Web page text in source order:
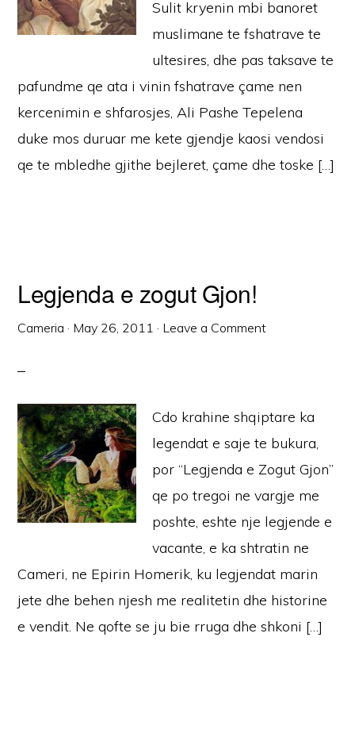
Sulit kryenin mbi banoret
muslimane te fshatrave te
ultesires, dhe pas taksave te
pafundme qe ata i vinin fshatrave çame nen
kercenimin e shfarosjes, Ali Pashe Tepelena
duke mos duruar me kete gjendje kaosi vendosi
qe te mbledhe gjithe bejleret, çame dhe toske […]
Legjenda e zogut Gjon!
Cameria · May 26, 2011 · Leave a Comment
Cdo krahine shqiptare ka
legendat e saje te bukura,
por “Legjenda e Zogut Gjon”
qe po tregoi ne vargje me
poshte, eshte nje legjende e
vacante, e ka shtratin ne
Cameri, ne Epirin Homerik, ku legjendat marin
jete dhe behen njesh me realitetin dhe historine
e vendit. Ne qofte se ju bie rruga dhe shkoni […]